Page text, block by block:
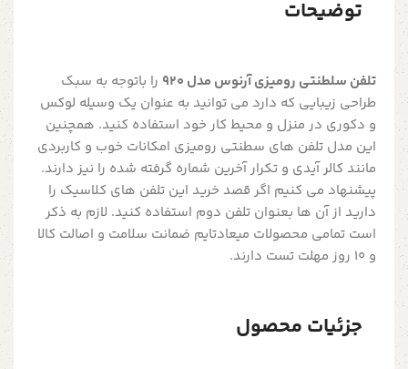
توضیحات
تلفن سلطنتی رومیزی آرنوس مدل 920
را باتوجه به سبک
طراحی زیبایی که دارد می توانید به عنوان یک وسیله لوکس
و دکوری در منزل و محیط کار خود استفاده کنید. همچنین
این مدل تلفن های سطنتی رومیزی امکانات خوب و کاربردی
مانند کالر آیدی و تکرار آخرین شماره گرفته شده را نیز دارند.
پیشنهاد می کنیم اگر قصد خرید این تلفن های کلاسیک را
دارید از آن ها بعنوان تلفن دوم استفاده کنید. لازم به ذکر
است تمامی محصولات میعادتایم ضمانت سلامت و اصالت کالا
و 10 روز مهلت تست دارند.
جزئیات محصول